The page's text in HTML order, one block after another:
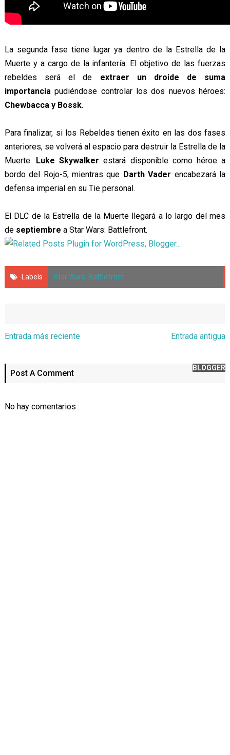
La segunda fase tiene lugar ya dentro de la Estrella de la
Muerte y a cargo de la infantería. El objetivo de las fuerzas
rebeldes será el de extraer un droide de suma
importanciapudiéndose controlar los dos nuevos héroes:
Chewbacca y Bossk.
Para finalizar, si los Rebeldes tienen éxito en las dos fases
anteriores, se volverá al espacio para destruir la Estrella de la
Muerte.
Luke Skywalker estará disponible como héroe a
bordo del Rojo-5, mientras que Darth Vader encabezará la
defensa imperial en su Tie personal.
El DLC de la Estrella de la Muerte llegará a lo largo del mes
de septiembre a Star Wars: Battlefront.
Labels Star Wars: Battlefront
Entrada más reciente Entrada antigua
Post A Comment
BLOGGER
No hay comentarios :